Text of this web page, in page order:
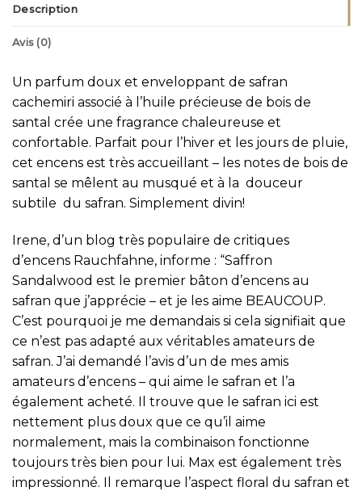
Description
Avis (0)
Un parfum doux et enveloppant de safran
cachemiri associé à l’huile précieuse de bois de
santal crée une fragrance chaleureuse et
confortable. Parfait pour l’hiver et les jours de pluie,
cet encens est très accueillant – les notes de bois de
santal se mêlent au musqué et à la douceur
subtile du safran. Simplement divin!
Irene, d’un blog très populaire de critiques
d’encens Rauchfahne, informe : “Saffron
Sandalwood est le premier bâton d’encens au
safran que j’apprécie – et je les aime BEAUCOUP.
C’est pourquoi je me demandais si cela signifiait que
ce n’est pas adapté aux véritables amateurs de
safran. J’ai demandé l’avis d’un de mes amis
amateurs d’encens – qui aime le safran et l’a
également acheté. Il trouve que le safran ici est
nettement plus doux que ce qu’il aime
normalement, mais la combinaison fonctionne
toujours très bien pour lui. Max est également très
impressionné. Il remarque l’aspect floral du safran et